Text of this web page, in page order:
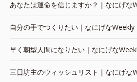
あなたは運命を信じますか？｜なにげな
自分の手でつくりたい｜なにげなWeekly
早く朝型人間になりたい｜なにげな
三日坊主のウィッシュリスト｜なにげな